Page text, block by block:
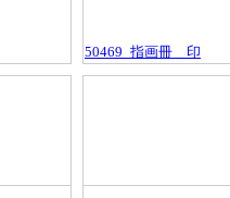
50469_指画冊＿印